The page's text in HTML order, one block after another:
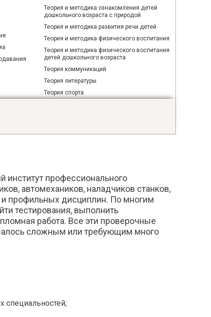
Теория и методика ознакомления детей
дошкольного возраста с природой
Теория и методика развития речи детей
Теория и методика физического воспитания
Теория и методика физического воспитания
детей дошкольного возраста
Теория коммуникаций
Теория литературы
Теория спорта
Трудовое и социальное право зарубежных
Физкультура и спорт
Филология
Философия
Фольклор
Фотография
Французский язык
институт профессионального
автомехаников, наладчиков станков,
профильных дисциплин. По многим
тестирования, выполнить
работа. Все эти проверочные
сложным или требующим много
специальностей;